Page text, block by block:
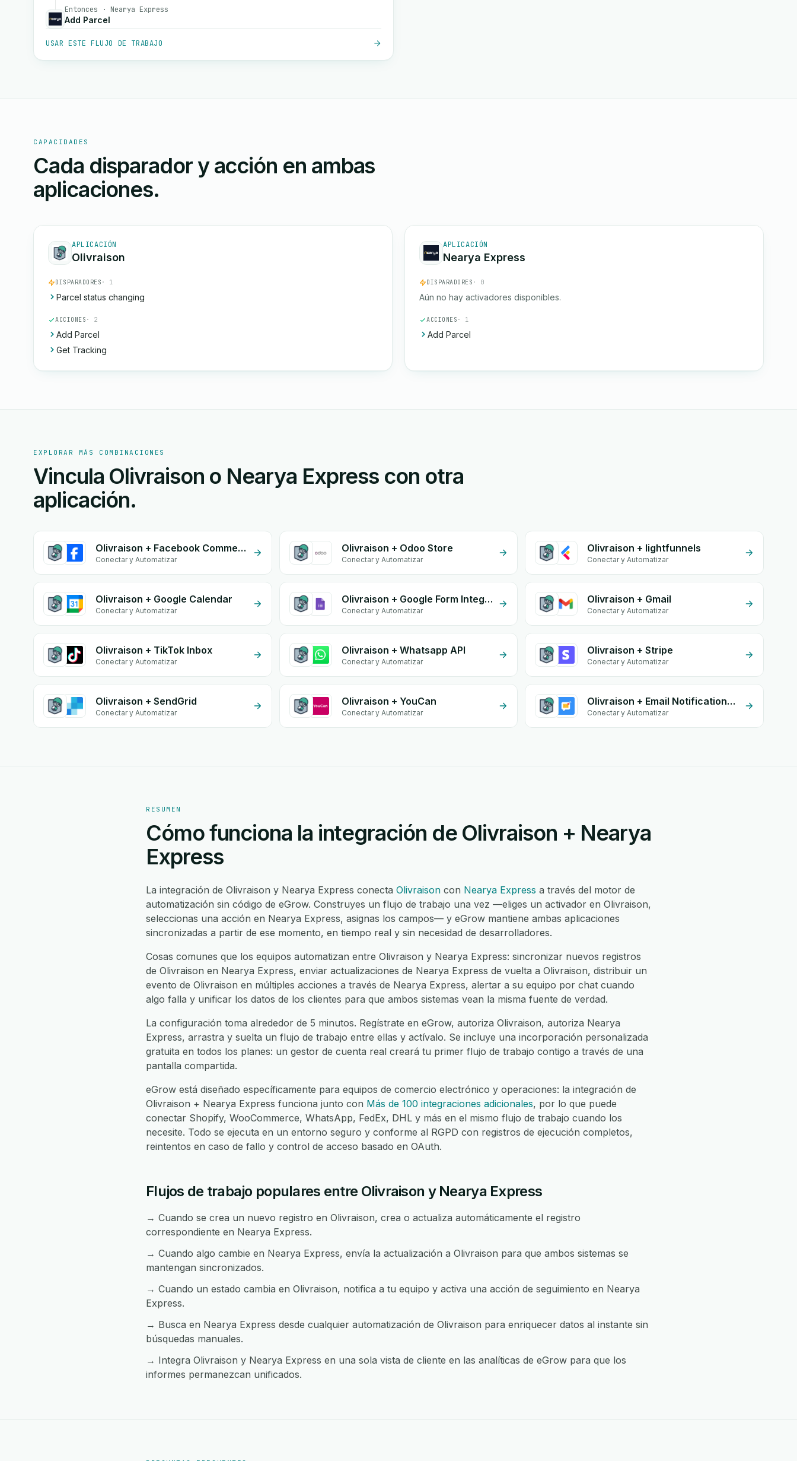
Entonces · Nearya Express
Add Parcel
USAR ESTE FLUJO DE TRABAJO
CAPACIDADES
Cada disparador y acción en ambas
aplicaciones.
APLICACIÓN
Olivraison
DISPARADORES · 1
Parcel status changing
ACCIONES · 2
Add Parcel
Get Tracking
APLICACIÓN
Nearya Express
DISPARADORES · 0
Aún no hay activadores disponibles.
ACCIONES · 1
Add Parcel
EXPLORAR MÁS COMBINACIONES
Vincula Olivraison o Nearya Express con otra
aplicación.
Olivraison + Facebook Commerce
Conectar y Automatizar
Olivraison + Odoo Store
Conectar y Automatizar
Olivraison + lightfunnels
Conectar y Automatizar
Olivraison + Google Calendar
Conectar y Automatizar
Olivraison + Google Form Integration
Conectar y Automatizar
Olivraison + Gmail
Conectar y Automatizar
Olivraison + TikTok Inbox
Conectar y Automatizar
Olivraison + Whatsapp API
Conectar y Automatizar
Olivraison + Stripe
Conectar y Automatizar
Olivraison + SendGrid
Conectar y Automatizar
Olivraison + YouCan
Conectar y Automatizar
Olivraison + Email Notifications by eGrow
Conectar y Automatizar
RESUMEN
Cómo funciona la integración de Olivraison + Nearya
Express
La integración de Olivraison y Nearya Express conecta Olivraison con Nearya Express a través del motor de
automatización sin código de eGrow. Construyes un flujo de trabajo una vez —eliges un activador en Olivraison,
seleccionas una acción en Nearya Express, asignas los campos— y eGrow mantiene ambas aplicaciones
sincronizadas a partir de ese momento, en tiempo real y sin necesidad de desarrolladores.
Cosas comunes que los equipos automatizan entre Olivraison y Nearya Express: sincronizar nuevos registros
de Olivraison en Nearya Express, enviar actualizaciones de Nearya Express de vuelta a Olivraison, distribuir un
evento de Olivraison en múltiples acciones a través de Nearya Express, alertar a su equipo por chat cuando
algo falla y unificar los datos de los clientes para que ambos sistemas vean la misma fuente de verdad.
La configuración toma alrededor de 5 minutos. Regístrate en eGrow, autoriza Olivraison, autoriza Nearya
Express, arrastra y suelta un flujo de trabajo entre ellas y actívalo. Se incluye una incorporación personalizada
gratuita en todos los planes: un gestor de cuenta real creará tu primer flujo de trabajo contigo a través de una
pantalla compartida.
eGrow está diseñado específicamente para equipos de comercio electrónico y operaciones: la integración de
Olivraison + Nearya Express funciona junto con Más de 100 integraciones adicionales, por lo que puede
conectar Shopify, WooCommerce, WhatsApp, FedEx, DHL y más en el mismo flujo de trabajo cuando los
necesite. Todo se ejecuta en un entorno seguro y conforme al RGPD con registros de ejecución completos,
reintentos en caso de fallo y control de acceso basado en OAuth.
Flujos de trabajo populares entre Olivraison y Nearya Express
→ Cuando se crea un nuevo registro en Olivraison, crea o actualiza automáticamente el registro
correspondiente en Nearya Express.
→ Cuando algo cambie en Nearya Express, envía la actualización a Olivraison para que ambos sistemas se
mantengan sincronizados.
→ Cuando un estado cambia en Olivraison, notifica a tu equipo y activa una acción de seguimiento en Nearya
Express.
→ Busca en Nearya Express desde cualquier automatización de Olivraison para enriquecer datos al instante sin
búsquedas manuales.
→ Integra Olivraison y Nearya Express en una sola vista de cliente en las analíticas de eGrow para que los
informes permanezcan unificados.